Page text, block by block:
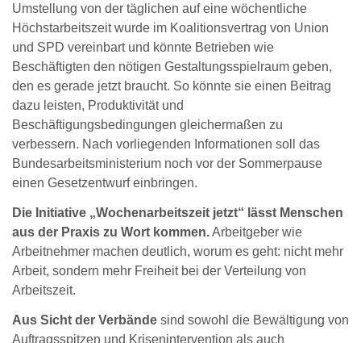
Umstellung von der täglichen auf eine wöchentliche
Höchstarbeitszeit wurde im Koalitionsvertrag von Union
und SPD vereinbart und könnte Betrieben wie
Beschäftigten den nötigen Gestaltungsspielraum geben,
den es gerade jetzt braucht. So könnte sie einen Beitrag
dazu leisten, Produktivität und
Beschäftigungsbedingungen gleichermaßen zu
verbessern. Nach vorliegenden Informationen soll das
Bundesarbeitsministerium noch vor der Sommerpause
einen Gesetzentwurf einbringen.
Die Initiative „Wochenarbeitszeit jetzt“ lässt Menschen
aus der Praxis zu Wort kommen.Arbeitgeber wie
Arbeitnehmer machen deutlich, worum es geht: nicht mehr
Arbeit, sondern mehr Freiheit bei der Verteilung von
Arbeitszeit.
Aus Sicht der Verbände sind sowohl die Bewältigung von
Auftragsspitzen und Krisenintervention als auch